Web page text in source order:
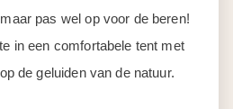
pas wel op voor de beren!
in een comfortabele tent met
de geluiden van de natuur.